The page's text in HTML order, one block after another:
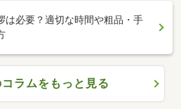
は必要？適切な時間や粗品・手
ラムをもっと見る